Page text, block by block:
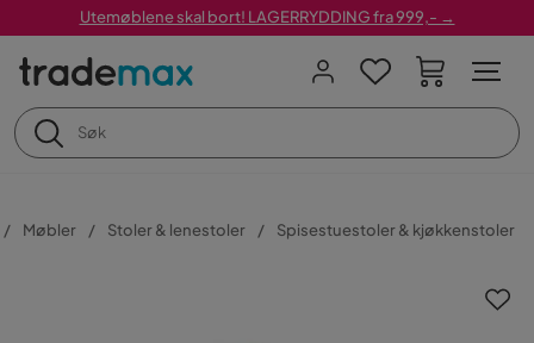
Utemøblene skal bort! LAGERRYDDING fra 999,- →
Møbler Stoler & lenestoler Spisestuestoler & kjøkkenstoler